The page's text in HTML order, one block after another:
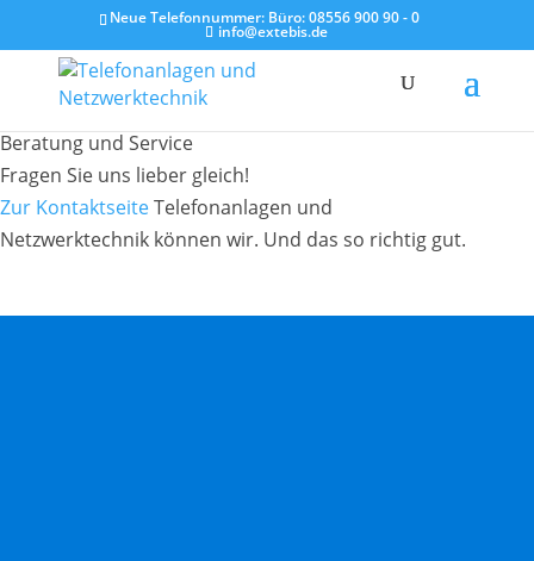
Neue Telefonnummer: Büro:08556 900 90 - 0
info@extebis.de
- IT-Systeme -
Beratung und Service
Fragen Sie uns lieber gleich!
Zur KontaktseiteTelefonanlagen und
Netzwerktechnik können wir. Und das so richtig gut.